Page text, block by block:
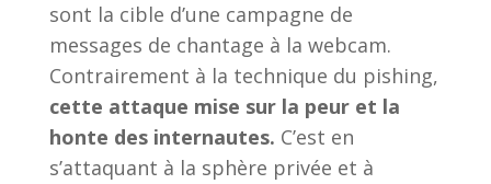
sont la cible d’une campagne de
messages de chantage à la webcam.
Contrairement à la technique du pishing,
cette attaque mise sur la peur et la
honte des internautes. C’est en
s’attaquant à la sphère privée et à